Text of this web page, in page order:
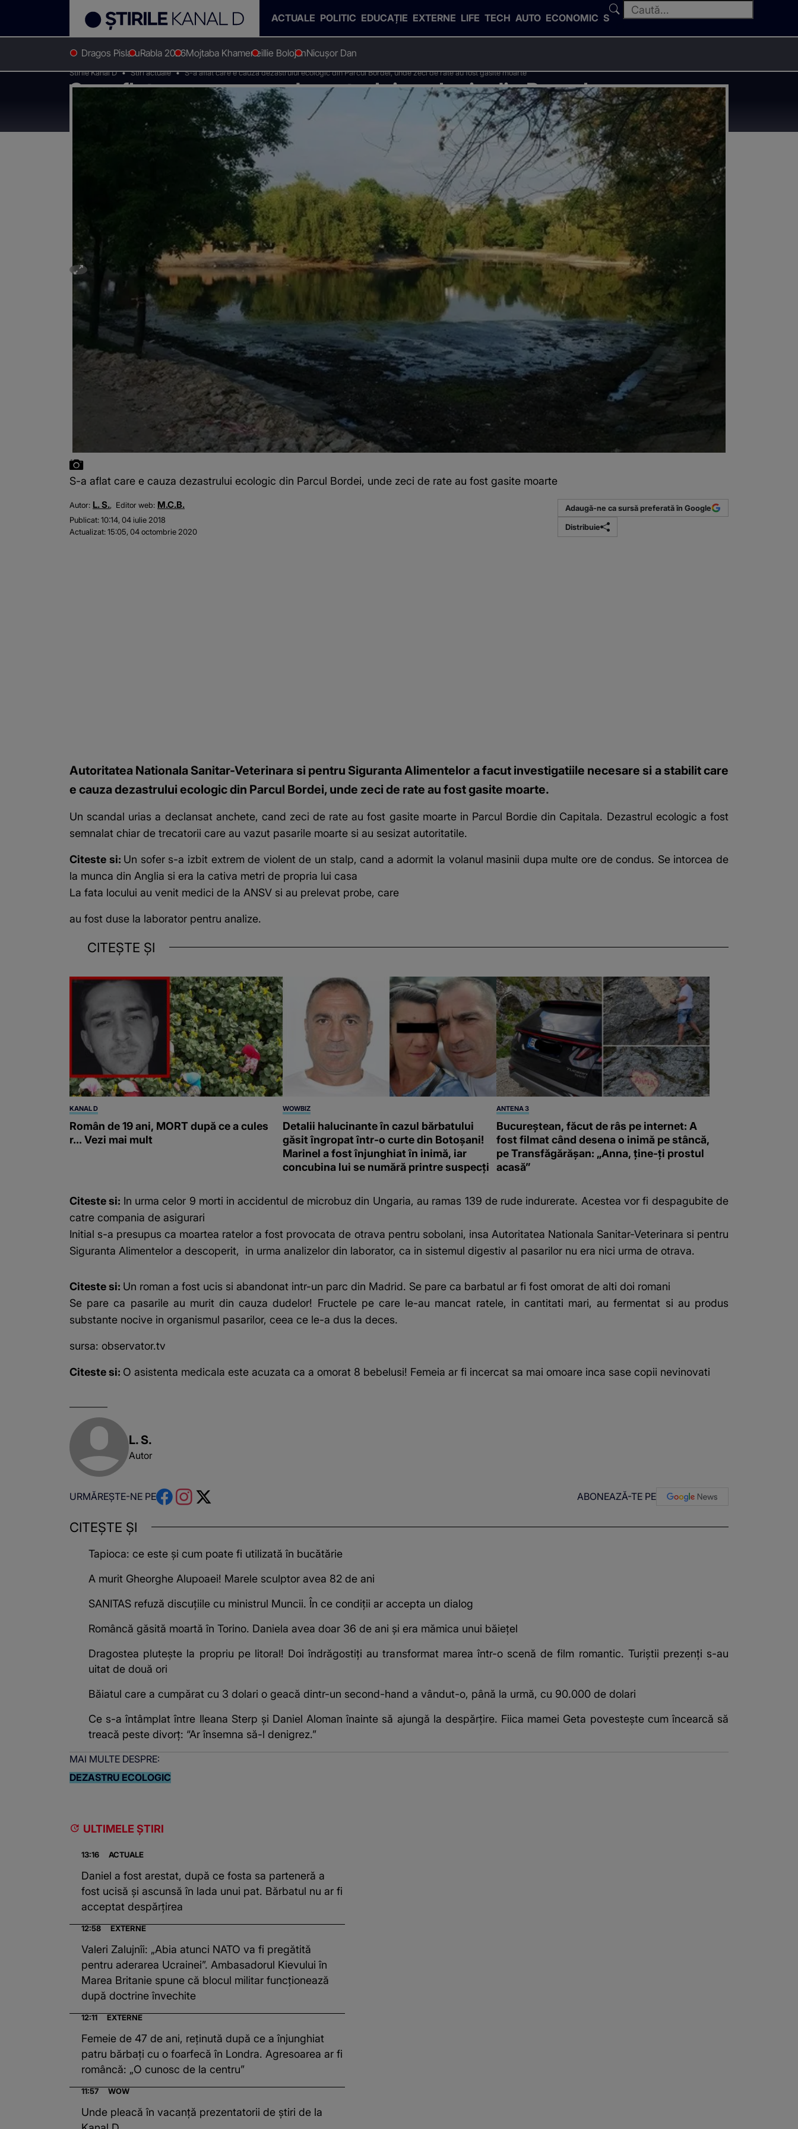
ACTUALE POLITIC EDUCAȚIE EXTERNE LIFE TECH AUTO ECONOMIC SPORT
Dragos PislaruRabla 2026Mojtaba KhameneiIlie BolojanNicușor Dan
Stirile Kanal D Stiri actuale S-a aflat care e cauza dezastrului ecologic din Parcul Bordei, unde zeci de rate au fost gasite moarte
S-a aflat care e cauza dezastrului ecologic din Parcul
Bordei, unde zeci de rate au fost gasite moarte
S-a aflat care e cauza dezastrului ecologic din Parcul Bordei, unde zeci de rate au fost gasite moarte
Autor: L. S. Editor web: M.C.B.
Publicat:10:14, 04 iulie 2018
Actualizat:15:05, 04 octombrie 2020
Adaugă-ne ca sursă preferată în Google
Distribuie
Autoritatea Nationala Sanitar-Veterinara si pentru Siguranta Alimentelor a facut investigatiile necesare si a stabilit care
e cauza dezastrului ecologic din Parcul Bordei, unde zeci de rate au fost gasite moarte.
Un scandal urias a declansat anchete, cand zeci de rate au fost gasite moarte in Parcul Bordie din Capitala. Dezastrul ecologic a fost
semnalat chiar de trecatorii care au vazut pasarile moarte si au sesizat autoritatile.
Citeste si: Un sofer s-a izbit extrem de violent de un stalp, cand a adormit la volanul masinii dupa multe ore de condus. Se intorcea de
la munca din Anglia si era la cativa metri de propria lui casa
La fata locului au venit medici de la ANSV si au prelevat probe, care
au fost duse la laborator pentru analize.
CITEȘTE ȘI
KANAL D
Român de 19 ani, MORT după ce a cules
r... Vezi mai mult
WOWBIZ
Detalii halucinante în cazul bărbatului
găsit îngropat într-o curte din Botoșani!
Marinel a fost înjunghiat în inimă, iar
concubina lui se numără printre suspecți
ANTENA 3
Bucureștean, făcut de râs pe internet: A
fost filmat când desena o inimă pe stâncă,
pe Transfăgărășan: „Anna, ține-ți prostul
acasă”
Citeste si: In urma celor 9 morti in accidentul de microbuz din Ungaria, au ramas 139 de rude indurerate. Acestea vor fi despagubite de
catre compania de asigurari
Initial s-a presupus ca moartea ratelor a fost provocata de otrava pentru sobolani, insa Autoritatea Nationala Sanitar-Veterinara si pentru
Siguranta Alimentelor a descoperit, in urma analizelor din laborator, ca in sistemul digestiv al pasarilor nu era nici urma de otrava.
Citeste si: Un roman a fost ucis si abandonat intr-un parc din Madrid. Se pare ca barbatul ar fi fost omorat de alti doi romani
Se pare ca pasarile au murit din cauza dudelor! Fructele pe care le-au mancat ratele, in cantitati mari, au fermentat si au produs
substante nocive in organismul pasarilor, ceea ce le-a dus la deces.
sursa: observator.tv
Citeste si: O asistenta medicala este acuzata ca a omorat 8 bebelusi! Femeia ar fi incercat sa mai omoare inca sase copii nevinovati
L. S.
Autor
URMĂREȘTE-NE PE ABONEAZĂ-TE PE
CITEȘTE ȘI
Tapioca: ce este și cum poate fi utilizată în bucătărie
A murit Gheorghe Alupoaei! Marele sculptor avea 82 de ani
SANITAS refuză discuțiile cu ministrul Muncii. În ce condiții ar accepta un dialog
Româncă găsită moartă în Torino. Daniela avea doar 36 de ani și era mămica unui băiețel
Dragostea plutește la propriu pe litoral! Doi îndrăgostiți au transformat marea într-o scenă de film romantic. Turiștii prezenți s-au
uitat de două ori
Băiatul care a cumpărat cu 3 dolari o geacă dintr-un second-hand a vândut-o, până la urmă, cu 90.000 de dolari
Ce s-a întâmplat între Ileana Sterp și Daniel Aloman înainte să ajungă la despărțire. Fiica mamei Geta povestește cum încearcă să
treacă peste divorț: “Ar însemna să-l denigrez.”
MAI MULTE DESPRE:
DEZASTRU ECOLOGIC
ULTIMELE ȘTIRI
13:16 ACTUALE
Daniel a fost arestat, după ce fosta sa parteneră a
fost ucisă și ascunsă în lada unui pat. Bărbatul nu ar fi
acceptat despărțirea
12:58 EXTERNE
Valeri Zalujnîi: „Abia atunci NATO va fi pregătită
pentru aderarea Ucrainei”. Ambasadorul Kievului în
Marea Britanie spune că blocul militar funcționează
după doctrine învechite
12:11 EXTERNE
Femeie de 47 de ani, reținută după ce a înjunghiat
patru bărbați cu o foarfecă în Londra. Agresoarea ar fi
româncă: „O cunosc de la centru”
11:57 WOW
Unde pleacă în vacanță prezentatorii de știri de la